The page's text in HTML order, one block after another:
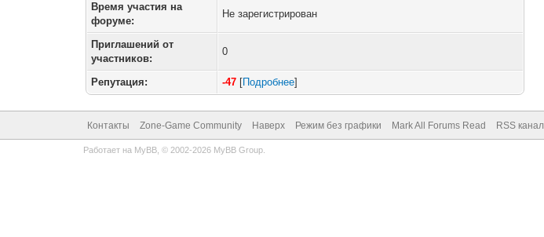
Время участия на
форуме:
Не зарегистрирован
Приглашений от
участников:
0
Репутация: -47 [Подробнее]
Контакты Zone-Game Community Наверх Режим без графики Mark All Forums Read RSS канал
Работает на MyBB, © 2002-2026 MyBB Group.